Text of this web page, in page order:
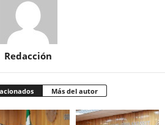
Redacción
Más del autor